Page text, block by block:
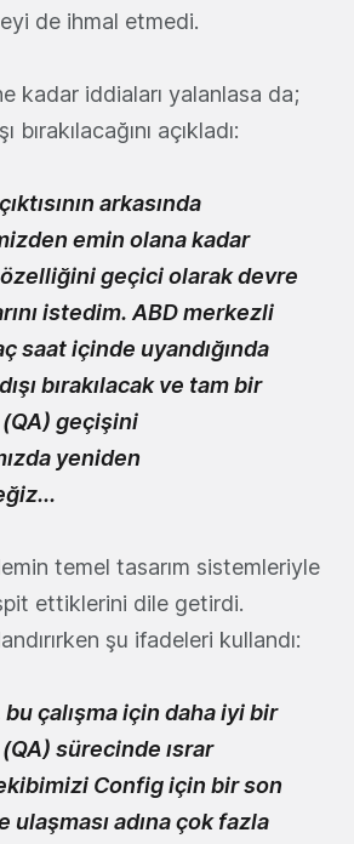
de ihmal etmedi.
kadar iddiaları yalanlasa da;
bırakılacağını açıkladı:
arkasında
emin olana kadar
geçici olarak devre
istedim. ABD merkezli
saat içinde uyandığında
bırakılacak ve tam bir
geçişini
yeniden
temel tasarım sistemleriyle
ettiklerini dile getirdi.
şu ifadeleri kullandı:
çalışma için daha iyi bir
sürecinde ısrar
Config için bir son
adına çok fazla